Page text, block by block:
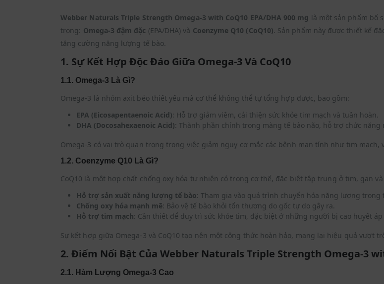
Webber Naturals Triple Strength Omega-3 with CoQ10 EPA/DHA 900 mg là một sản phẩm bổ
trọng: Omega-3 đậm đặc (EPA/DHA) và Coenzyme Q10 (CoQ10). Sản phẩm này được thiết kế
tăng cường năng lượng tế bào.
1. Sự Kết Hợp Độc Đáo Giữa Omega-3 Và CoQ10
1.1. Omega-3 Là Gì?
Omega-3 là nhóm axit béo thiết yếu mà cơ thể không thể tự tổng hợp được, bao gồm:
EPA (Eicosapentaenoic Acid): Hỗ trợ giảm viêm, cải thiện sức khỏe tim mạch và tuần hoàn.
DHA (Docosahexaenoic Acid): Thành phần chính trong màng tế bào não, hỗ trợ chức
Omega-3 có vai trò quan trọng trong việc giảm nguy cơ mắc các bệnh mạn tính như tim mạch,
1.2. Coenzyme Q10 Là Gì?
CoQ10 là một hợp chất chống oxy hóa tự nhiên có trong cơ thể, đặc biệt tập trung ở tim, gan
Hỗ trợ sản xuất năng lượng tế bào: Tham gia vào quá trình chuyển hóa năng lượng trong
Chống oxy hóa mạnh mẽ: Bảo vệ tế bào khỏi tổn thương do gốc tự do gây ra.
Hỗ trợ tim mạch: Cần thiết để duy trì sức khỏe tim, đặc biệt ở những người bị cao huyết áp
Sự kết hợp giữa Omega-3 và CoQ10 tạo nên một công thức hoàn hảo, mang lại hiệu quả vượt
2. Điểm Nổi Bật Của Webber Naturals Triple Strength Omega-3
2.1. Hàm Lượng Omega-3 Cao